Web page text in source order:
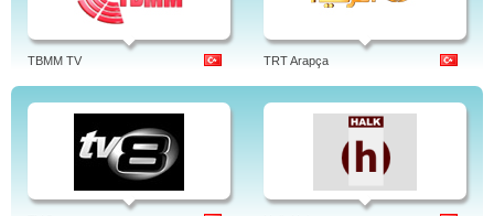
TBMM TV TRT Arapça